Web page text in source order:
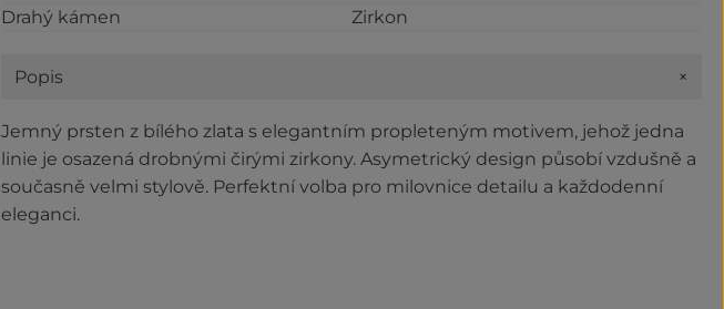
Drahý kámen
Zirkon
Popis +
Jemný prsten z bílého zlata s elegantním propleteným motivem, jehož jedna
linie je osazená drobnými čirými zirkony. Asymetrický design působí vzdušně a
současně velmi stylově. Perfektní volba pro milovnice detailu a každodenní
eleganci.